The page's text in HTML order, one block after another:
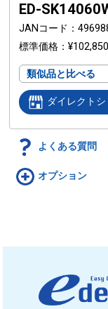
ED-
JANコード
標準価格
¥102,850
類似品と比べる
ダイレクト
よくある質問
オプション